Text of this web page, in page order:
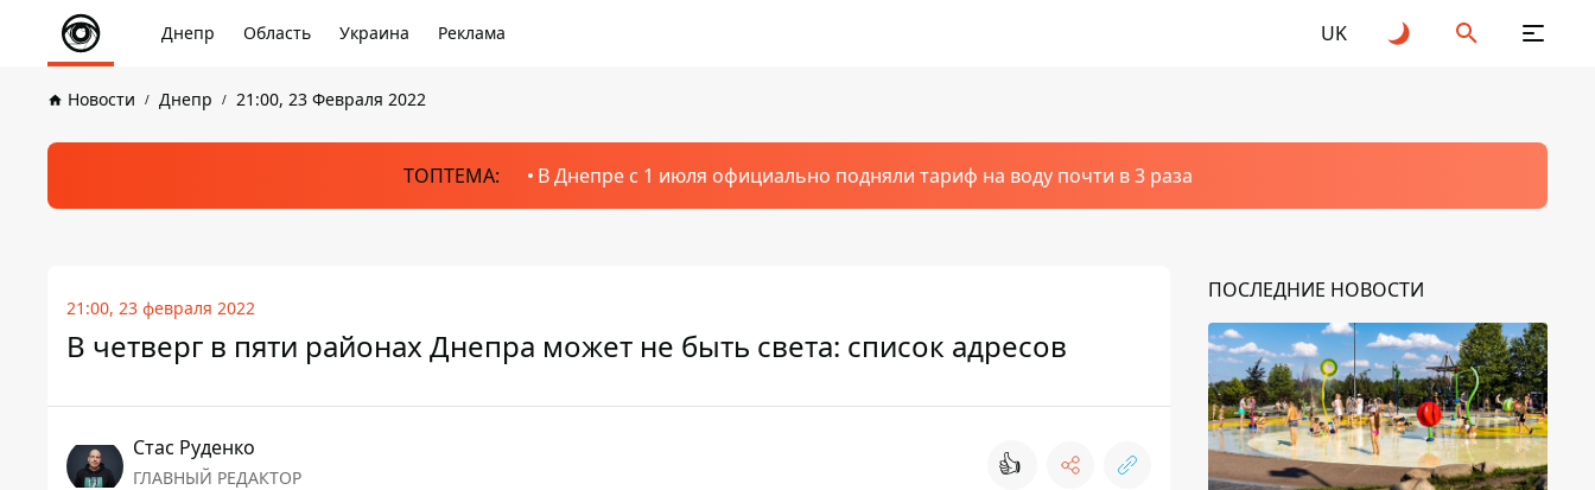
Днепр Область Украина Реклама UK
Новости Днепр 21:00, 23 Февраля 2022
ТОПТЕМА: В Днепре с 1 июля официально подняли тариф на воду почти в 3 раза
21:00, 23 февраля 2022
В четверг в пяти районах Днепра может не быть света: список адресов
Стаc Руденко
ГЛАВНЫЙ РЕДАКТОР 👍
ПОСЛЕДНИЕ НОВОСТИ